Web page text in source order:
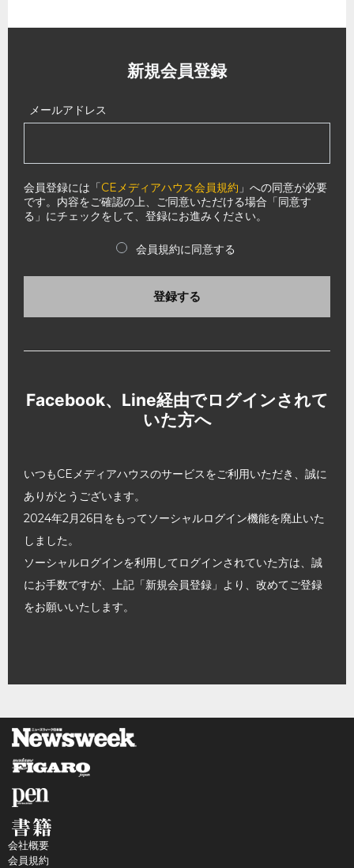
新規会員登録
メールアドレス
会員登録には「CEメディアハウス会員規約 」への同意が必要
です。内容をご確認の上、ご同意いただける場合「同意す
る」にチェックをして、登録にお進みください。
会員規約に同意する
登録する
Facebook、Line経由でログインされて
いた方へ
いつもCEメディアハウスのサービスをご利用いただき、誠に
ありがとうございます。
2024年2月26日をもってソーシャルログイン機能を廃止いた
しました。
ソーシャルログインを利用してログインされていた方は、誠
にお手数ですが、上記「新規会員登録」より、改めてご登録
をお願いいたします。
会社概要
会員規約